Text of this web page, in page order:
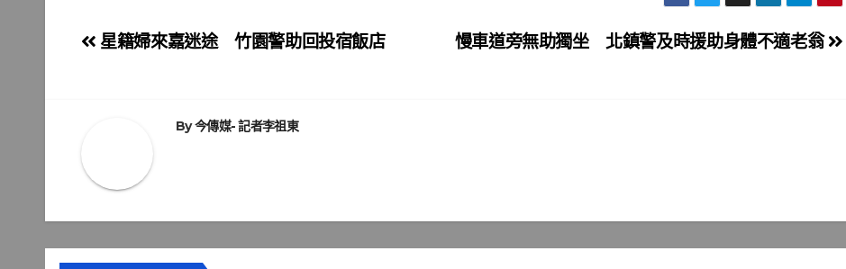
文
覽
慢車道旁無助獨坐 北鎮警及時援助身體不適老翁
星籍婦來嘉迷途 竹園警助回投宿飯店
By今傳媒- 記者李祖東